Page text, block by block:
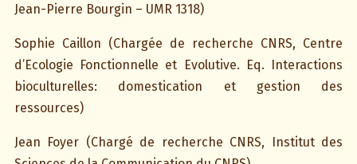
Jean-Pierre Bourgin – UMR 1318)
Sophie Caillon (Chargée de recherche CNRS, Centre
d’Ecologie Fonctionnelle et Evolutive. Eq. Interactions
bioculturelles: domestication et gestion des
ressources)
Jean Foyer (Chargé de recherche CNRS, Institut des